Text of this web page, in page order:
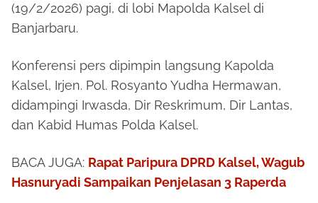
(19/2/2026) pagi, di lobi Mapolda Kalsel di
Banjarbaru.
Konferensi pers dipimpin langsung Kapolda
Kalsel, Irjen. Pol. Rosyanto Yudha Hermawan,
didampingi Irwasda, Dir Reskrimum, Dir Lantas,
dan Kabid Humas Polda Kalsel.
BACA JUGA: Rapat Paripura DPRD Kalsel, Wagub
Hasnuryadi Sampaikan Penjelasan 3 Raperda